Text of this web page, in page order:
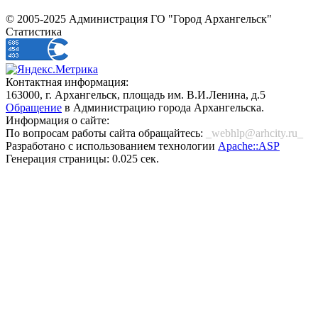
© 2005-2025 Администрация ГО "Город Архангельск"
Статистика
Контактная информация:
163000, г. Архангельск, площадь им. В.И.Ленина, д.5
Обращение в Администрацию города Архангельска.
Информация о сайте:
По вопросам работы сайта обращайтесь:
_webhlp@arhcity.ru_
Разработано с использованием технологии Apache::ASP
Генерация страницы: 0.025 сек.